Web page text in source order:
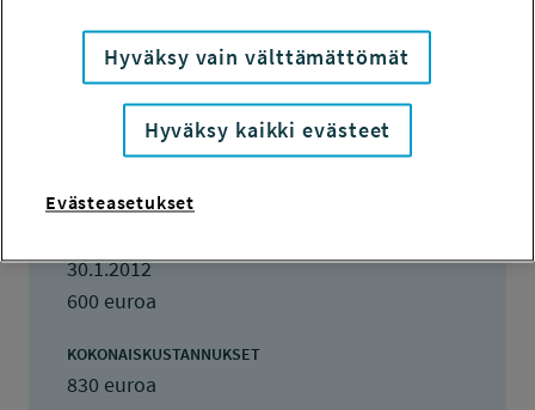
LISÄTIETOJA
Johanna Holopainen
johanna.holopainen@skillmotor.com
TOTEUTUSAIKA
30.1.2012
600 euroa
KOKONAISKUSTANNUKSET
830 euroa
Hyväksy vain välttämättömät
Hyväksy kaikki evästeet
Evästeasetukset